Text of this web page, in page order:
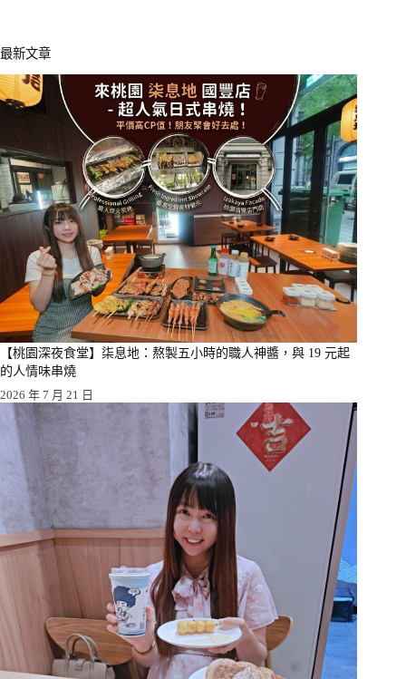
最新文章
【桃園深夜食堂】柒息地：熬製五小時的職人神醬，與 19 元起
的人情味串燒
2026 年 7 月 21 日